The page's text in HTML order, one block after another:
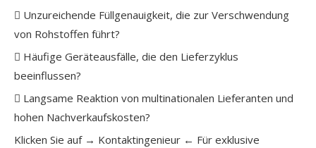
 Unzureichende Füllgenauigkeit, die zur Verschwendung
von Rohstoffen führt?
 Häufige Geräteausfälle, die den Lieferzyklus
beeinflussen?
 Langsame Reaktion von multinationalen Lieferanten und
hohen Nachverkaufskosten?
Klicken Sie auf → Kontaktingenieur ← Für exklusive